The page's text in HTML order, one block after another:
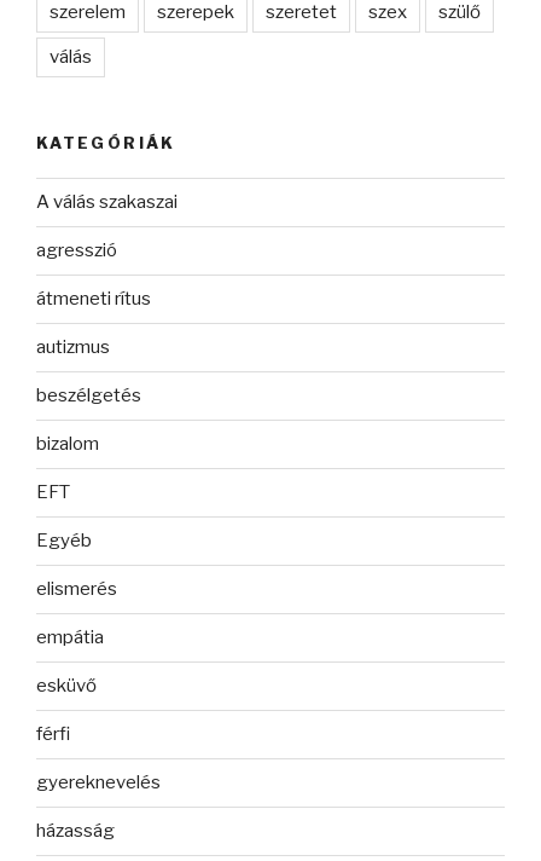
szerelem szerepek szeretet szex szülő
válás
KATEGÓRIÁK
A válás szakaszai
agresszió
átmeneti rítus
autizmus
beszélgetés
bizalom
EFT
Egyéb
elismerés
empátia
esküvő
férfi
gyereknevelés
házasság